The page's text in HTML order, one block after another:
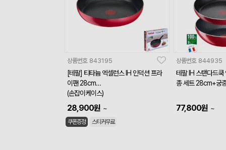
상품번호 843195
[테팔] 티타늄 엑셀런스 IH 인덕션 프라
이팬 28cm
(손잡이케이스)
28,900원 ~
쿠폰증정 스티커무료
상품번호 844935
테팔 IH 스탠다드쿡
종 세트 28cm+궁
77,800원 ~